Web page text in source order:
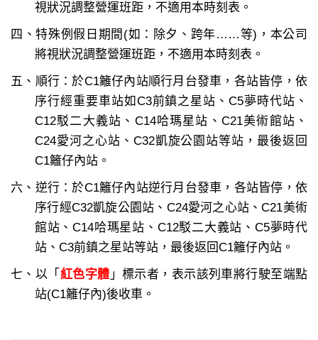
視狀況調整營運班距，不適用本時刻表。
四、特殊例假日期間(如：除夕、跨年……等)，本公司
將視狀況調整營運班距，不適用本時刻表。
五、順行：於C1籬仔內站順行月台發車，各站皆停，依
序行經重要車站如C3前鎮之星站、C5夢時代站、
C12駁二大義站、C14哈瑪星站、C21美術館站、
C24愛河之心站、C32凱旋公園站等站，最後返回
C1籬仔內站。
六、逆行：於C1籬仔內站逆行月台發車，各站皆停，依
序行經C32凱旋公園站、C24愛河之心站、C21美術
館站、C14哈瑪星站、C12駁二大義站、C5夢時代
站、C3前鎮之星站等站，最後返回C1籬仔內站。
七、以「 紅色字體 」標示者，表示該列車將行駛至端點
站(C1籬仔內)後收車。